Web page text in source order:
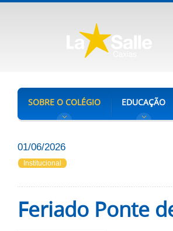
SOBRE O COLÉGIO EDUCAÇÃO
01/06/2026
Institucional
Feriado Ponte